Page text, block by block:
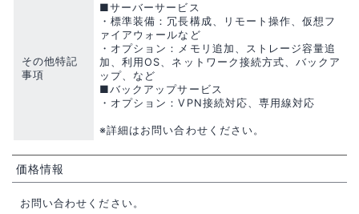
その他特記
事項
■サーバーサービス
・標準装備：冗長構成、リモート操作、仮想フ
ァイアウォールなど
・オプション：メモリ追加、ストレージ容量追
加、利用OS、ネットワーク接続方式、バックア
ップ、など
■バックアップサービス
・オプション：VPN接続対応、専用線対応
※詳細はお問い合わせください。
価格情報
お問い合わせください。